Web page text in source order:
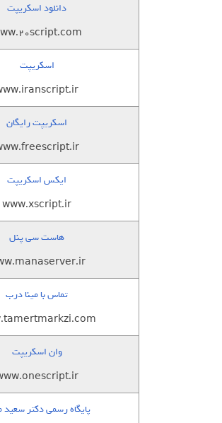
دانلود اسکریپت
اسکریپت
اسکریپت رایگان
ایکس اسکریپت
www.xscript.ir
هاست سی پنل
تماس با مینا درب
وان اسکریپت
پایگاه رسمی دکتر سعید